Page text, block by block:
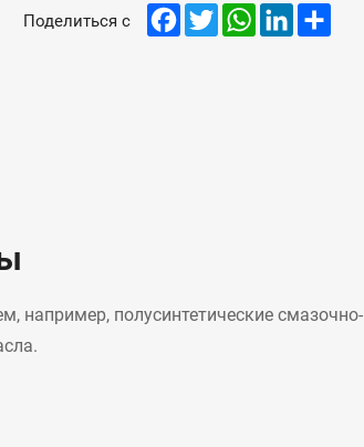
Поделиться с Facebook
TwitterWhatsAppLinkedIn
например, полусинтетические смазочно-